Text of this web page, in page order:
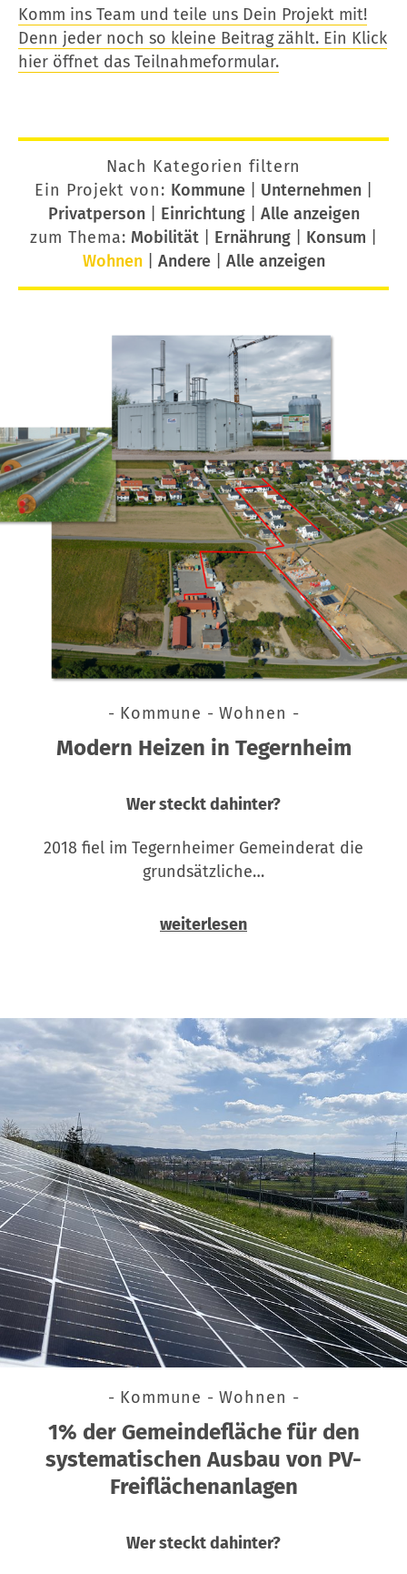
Komm ins Team und teile uns Dein Projekt mit!
Denn jeder noch so kleine Beitrag zählt. Ein Klick
hier öffnet das Teilnahmeformular.
Nach Kategorien filtern
Ein Projekt von: Kommune| Unternehmen|
Privatperson| Einrichtung| Alle anzeigen
zum Thema: Mobilität Ernährung Konsum
Wohnen| Andere| Alle anzeigen
- Kommune - Wohnen -
Modern Heizen in Tegernheim
Wer steckt dahinter?
2018 fiel im Tegernheimer Gemeinderat die
grundsätzliche…
weiterlesen
- Kommune - Wohnen -
1% der Gemeindefläche für den
systematischen Ausbau von PV-
Freiflächenanlagen
Wer steckt dahinter?